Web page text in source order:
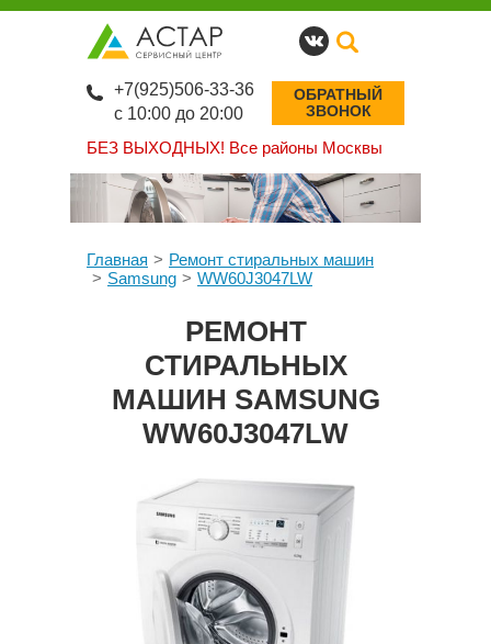
БЕЗ ВЫХОДНЫХ! Все районы Москвы
+7(925)506-33-36
с 10:00 до 20:00
ОБРАТНЫЙ
ЗВОНОК
Главная
Ремонт стиральных машин
Samsung
WW60J3047LW
РЕМОНТ
СТИРАЛЬНЫХ
МАШИН SAMSUNG
WW60J3047LW